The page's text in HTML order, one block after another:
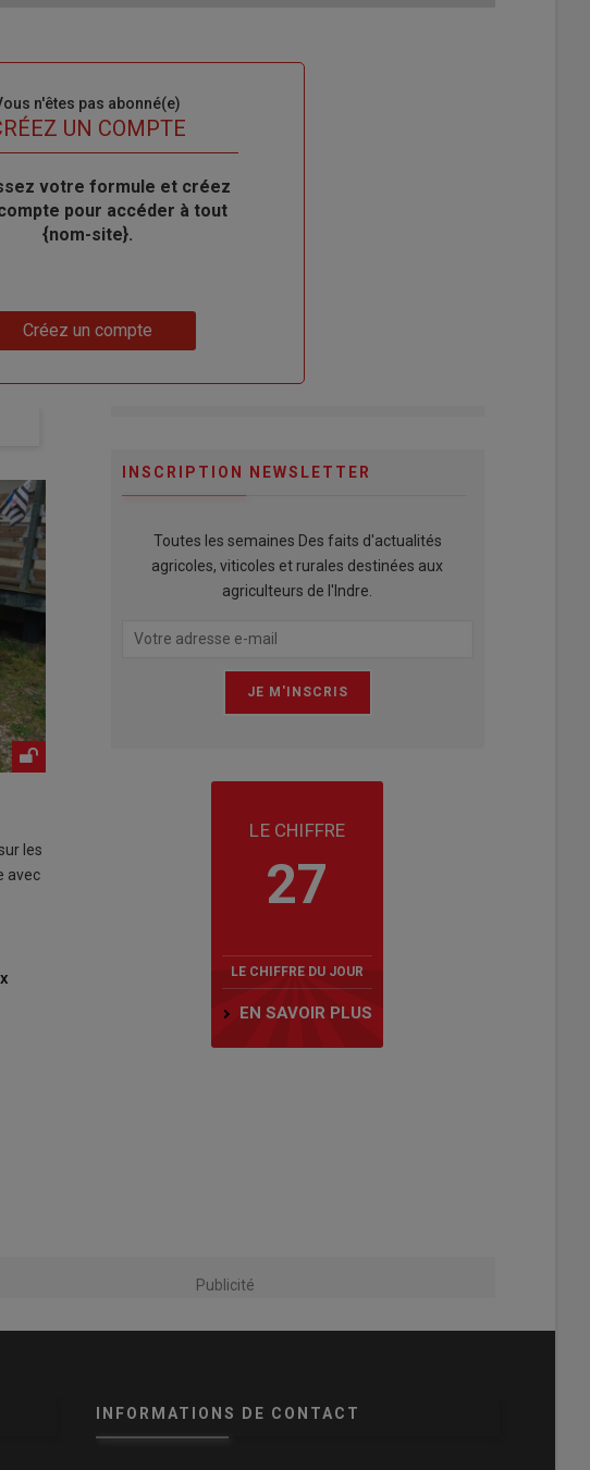
n'êtes pas abonné(e)
UN COMPTE
votre formule et créez
pour accéder à tout
{nom-site}.
Créez un compte
les
avec
INSCRIPTION NEWSLETTER
Toutes les semaines Des faits d'actualités
agricoles, viticoles et rurales destinées aux
agriculteurs de l'Indre.
LE CHIFFRE
27
LE CHIFFRE DU JOUR
EN SAVOIR PLUS
Publicité
INFORMATIONS DE CONTACT